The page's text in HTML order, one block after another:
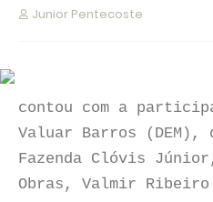
Junior Pentecoste
contou com a
Valuar Barros
Fazenda Clóvis
Obras, Valmir Ribeiro